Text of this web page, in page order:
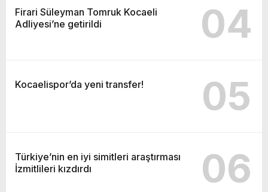
Firari Süleyman Tomruk Kocaeli
Adliyesi’ne getirildi
04
Kocaelispor’da yeni transfer! 05
Türkiye’nin en iyi simitleri araştırması
İzmitlileri kızdırdı
06